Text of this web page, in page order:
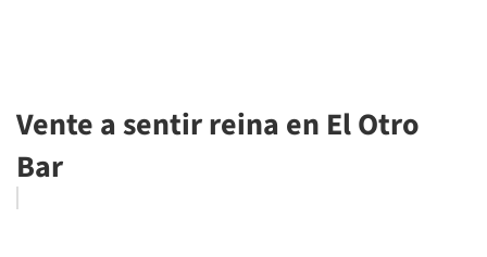
Vente a sentir reina en El Otro
Bar